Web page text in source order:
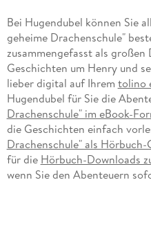
Bei Hugendubel können Sie
geheime Drachenschule"
zusammengefasst als großen
Geschichten um Henry und
lieber digital auf Ihrem tolino
Hugendubel für Sie die
Drachenschule" im eBook-
die Geschichten einfach
Drachenschule" als Hörbuch-
für die Hörbuch-Downloads
wenn Sie den Abenteuern